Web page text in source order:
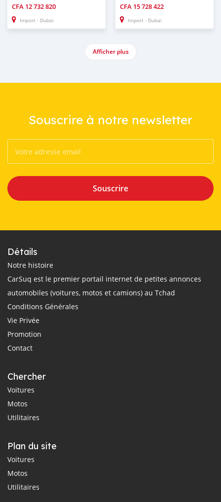
CFA 12 732 820
Import - Dubai
CFA 15 728 422
Import - Dubai
Afficher plus
Souscrire à notre newsletter
Souscrire
Détails
Notre histoire
CarSuq est le premier portail internet de petites annonces
automobiles (voitures, motos et camions) au Tchad
Conditions Générales
Vie Privée
Promotion
Contact
Chercher
Voitures
Motos
Utilitaires
Plan du site
Voitures
Motos
Utilitaires